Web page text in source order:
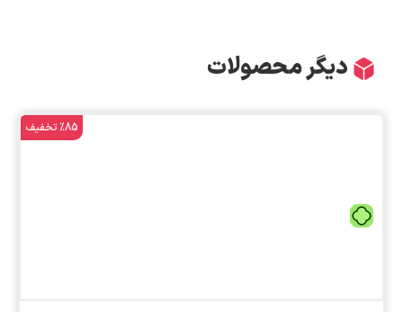
دیگر محصولات
%85 تخفیف